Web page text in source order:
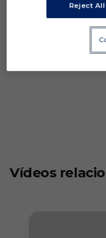
Vídeos
Reject All